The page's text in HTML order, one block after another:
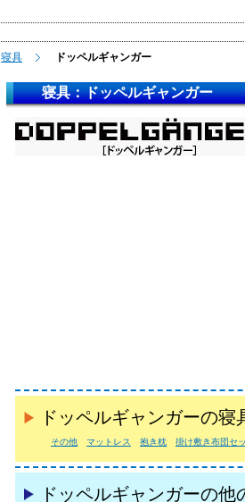
寝具 ドッペルギャンガー
寝具：ドッペルギャンガー
ドッペルギャンガーの
その他 マットレス 抱き枕 掛け敷き布団セ
ドッペルギャンガーの